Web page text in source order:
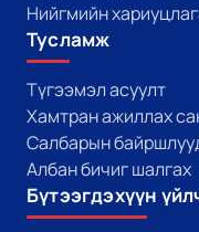
Нийгмийн
Тусламж
Түгээмэл асуулт
Хамтран ажиллах
Салбарын
Албан бичиг шалгах
Бүтээгдэхүүн